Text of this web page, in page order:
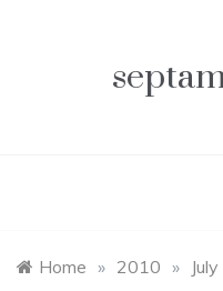
Home » 2010 » July